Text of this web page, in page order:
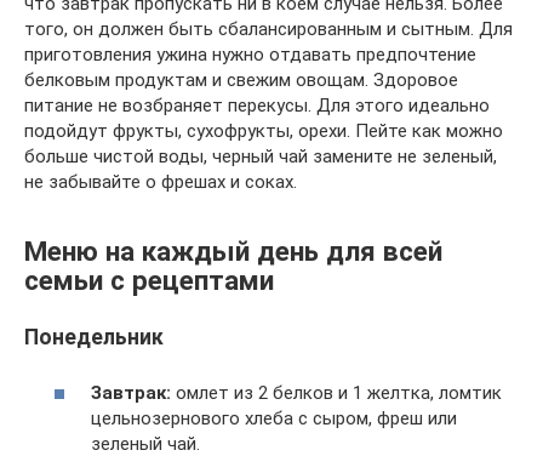
того, он должен быть сбалансированным и сытным. Для
приготовления ужина нужно отдавать предпочтение
белковым продуктам и свежим овощам. Здоровое
питание не возбраняет перекусы. Для этого идеально
подойдут фрукты, сухофрукты, орехи. Пейте как можно
больше чистой воды, черный чай замените не зеленый,
не забывайте о фрешах и соках.
Меню на каждый день для всей
семьи с рецептами
Понедельник
Завтрак: омлет из 2 белков и 1 желтка, ломтик
цельнозернового хлеба с сыром, фреш или
зеленый чай.